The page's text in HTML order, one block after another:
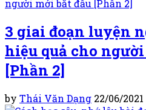
3 giai đoạn luyện
hiệu quả cho
[Phần 2]
by Thái Văn Dạng 22/06/2021